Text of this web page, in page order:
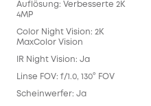
Auflösung: Verbesserte 2K
4MP
Color Night Vision: 2K
MaxColor Vision
IR Night Vision: Ja
Linse FOV: f/1.0, 130° FOV
Scheinwerfer: Ja